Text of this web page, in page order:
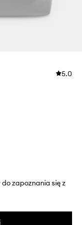
5.0
zapoznania się z